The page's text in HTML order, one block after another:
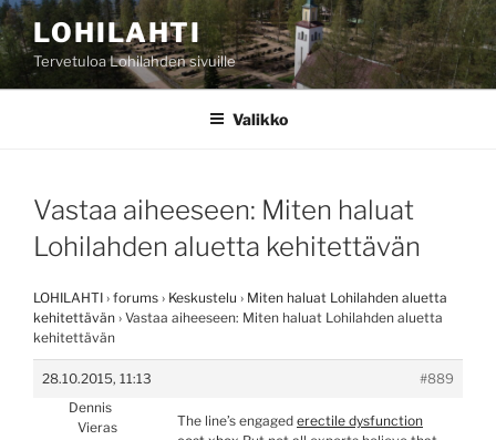
Siirry
sisältöönLOHILAHTI
Tervetuloa Lohilahden sivuille
Valikko
Vastaa aiheeseen: Miten haluat
Lohilahden aluetta kehitettävän
LOHILAHTI › forums › Keskustelu › Miten haluat Lohilahden aluetta
kehitettävän › Vastaa aiheeseen: Miten haluat Lohilahden aluetta
kehitettävän
28.10.2015, 11:13
#889
Dennis
Vieras
The line’s engaged erectile dysfunction